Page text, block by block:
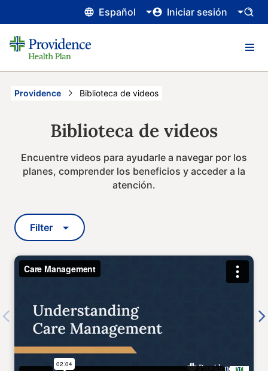
Español Iniciar sesión
Providence Current:
Biblioteca de videos
Biblioteca de videos
Encuentre videos para ayudarle a navegar por los
planes, comprender los beneficios y acceder a la
atención.
Filter
Previous